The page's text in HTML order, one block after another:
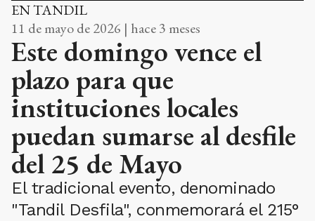
EN TANDIL
11 de mayo de 2026 | hace 3 meses
Este domingo vence el
plazo para que
instituciones locales
puedan sumarse al desfile
del 25 de Mayo
El tradicional evento, denominado
"Tandil Desfila", conmemorará el 215°